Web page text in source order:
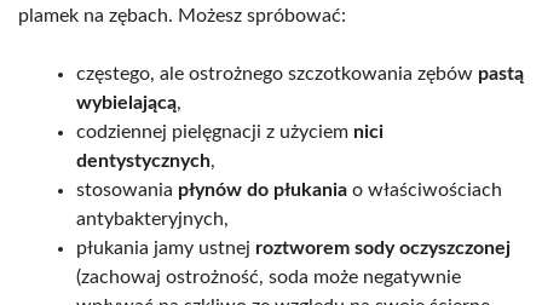
plamek na zębach. Możesz spróbować:
częstego, ale ostrożnego szczotkowania zębów pastą
wybielającą,
codziennej pielęgnacji z użyciem nici
dentystycznych,
stosowania płynów do płukania o właściwościach
antybakteryjnych,
płukania jamy ustnej roztworem sody oczyszczonej
(zachowaj ostrożność, soda może negatywnie